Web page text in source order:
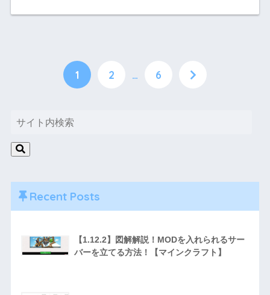
1 2 … 6
Recent Posts
【1.12.2】図解解説！MODを入れられるサー
バーを立てる方法！【マインクラフト】